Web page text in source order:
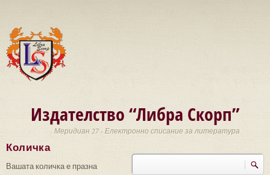
Издателство “Либра Скорп”
Меридиан 27 - Електронно списание за литература
Търси
Количка
Вашата количка е празна